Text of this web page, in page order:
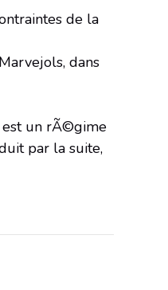
de la
dans
est un rÃ©gime
par la suite,